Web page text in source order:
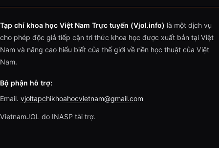
Tạp chí khoa học Việt Nam Trực tuyến (Vjol.info) là một dịch vụ
cho phép độc giả tiếp cận tri thức khoa học được xuất bản tại Việt
Nam và nâng cao hiểu biết của thế giới về nền học thuật của Việt
Nam.
Bộ phận hỗ trợ:
Email. vjoltapchikhoahocvietnam@gmail.com
VietnamJOL do INASP tài trợ.